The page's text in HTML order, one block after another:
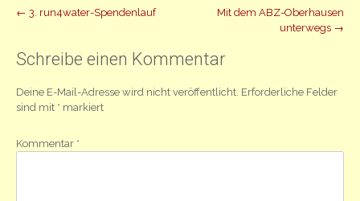
Beitrag
← 3. run4water-Spendenlauf
Mit dem ABZ-Oberhausen
unterwegs →
Schreibe einen Kommentar
Deine E-Mail-Adresse wird nicht veröffentlicht. Erforderliche Felder
sind mit * markiert
Kommentar *